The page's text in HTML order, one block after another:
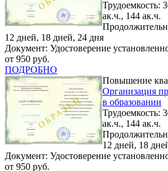
Трудоемкость:
ак.ч., 144 ак.ч.
12 дней, 18 дней, 24 дня
Документ: Удостоверение
от 950 руб.
ПОДРОБНО
Повышение
Организация
в образовании
Трудоемкость:
ак.ч., 144 ак.ч.
12 дней, 18
Документ: Удостоверение
от 950 руб.